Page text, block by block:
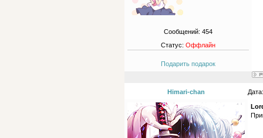
Сообщений: 454
Статус: Оффлайн
Подарить подарок
Himari-chan